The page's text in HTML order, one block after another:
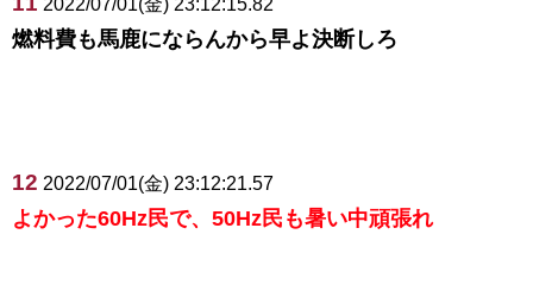
燃料費も馬鹿にならんから早よ決断しろ
12 2022/07/01(金) 23:12:21.57
よかった60Hz民で、50Hz民も暑い中頑張れ